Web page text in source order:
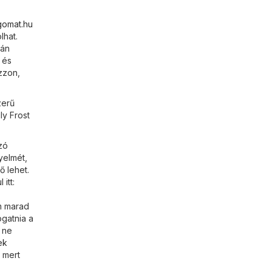
Frost
lehet.
itt:
marad
a
mert